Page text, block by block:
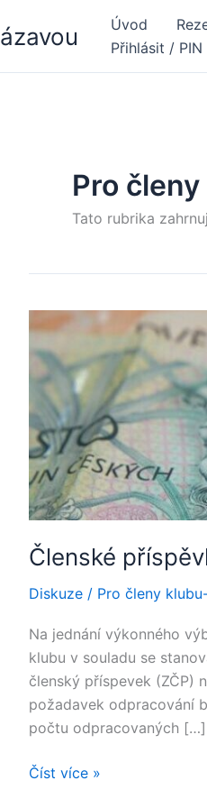
Úvod
Přihlásit / PIN
Pro
Tato rubrika
Členské
Diskuze / Pro členy
Na jednání výkonného
klubu v souladu se
členský příspevek (ZČP)
požadavek odpracování
počtu odpracovaných […]
Členské
Číst více »